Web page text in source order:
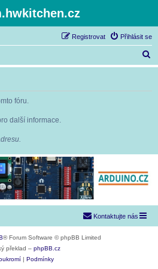
Přihlásit se
Registrovat
l
fóru.
další informace.
Kontaktujte nás
® Forum Software © phpBB Limited
překlad – phpBB.cz
Podmínky